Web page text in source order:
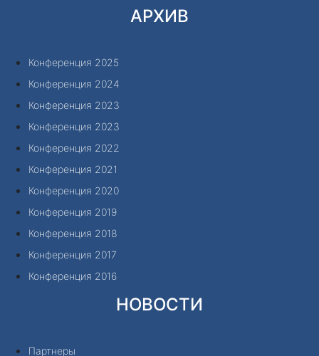
АРХИВ
Конференция 2025
Конференция 2024
Конференция 2023
Конференция 2023
Конференция 2022
Конференция 2021
Конференция 2020
Конференция 2019
Конференция 2018
Конференция 2017
Конференция 2016
НОВОСТИ
Партнеры